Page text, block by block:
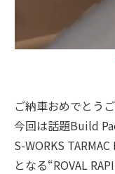
ご納車おめでとう
今回は話題Build
S-WORKS
となる“ROVAL